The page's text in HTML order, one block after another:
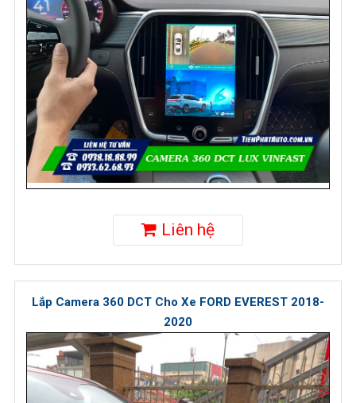
Liên hệ
Lắp Camera 360 DCT Cho Xe FORD EVEREST 2018-
2020